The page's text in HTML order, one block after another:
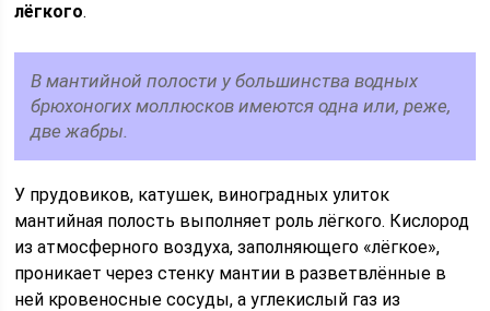
лёгкого.
В мантийной полости у большинства водных
брюхоногих моллюсков имеются одна или, реже,
две жабры.
У прудовиков, катушек, виноградных улиток
мантийная полость выполняет роль лёгкого. Кислород
из атмосферного воздуха, заполняющего «лёгкое»,
проникает через стенку мантии в разветвлённые в
ней кровеносные сосуды, а углекислый газ из